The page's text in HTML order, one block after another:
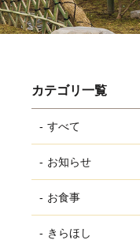
カテゴリ一覧
すべて
お知らせ
お食事
きらほし